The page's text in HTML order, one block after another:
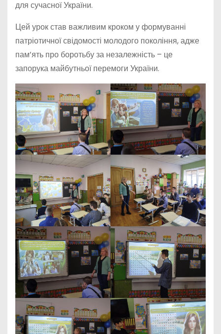
для сучасної України.
Цей урок став важливим кроком у формуванні
патріотичної свідомості молодого покоління, адже
пам’ять про боротьбу за незалежність – це
запорука майбутньої перемоги України.